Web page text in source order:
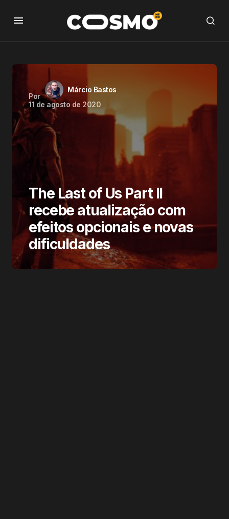
Por
Márcio Bastos
11 de agosto de 2020
The Last of Us Part II
recebe atualização com
efeitos opcionais e novas
dificuldades